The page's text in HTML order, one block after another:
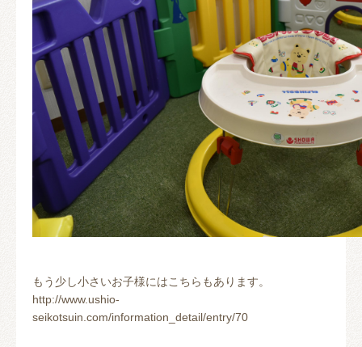
もう少し小さいお子様にはこちらもあります。
http://www.ushio-
seikotsuin.com/information_detail/entry/70